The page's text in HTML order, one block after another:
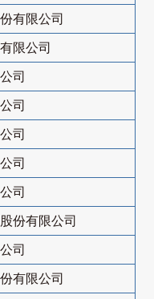
有限公司
限公司
司
司
司
司
司
份有限公司
司
有限公司